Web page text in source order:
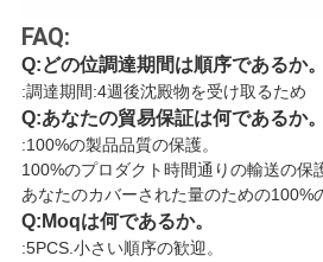
FAQ:
Q:どの位調達期間は順序であるか。
:調達期間:4週後沈殿物を受け取るため
Q:あなたの貿易保証は何であるか。
:100%の製品品質の保護。
100%のプロダクト時間通りの輸送の保
あなたのカバーされた量のための100%
Q:Moqは何であるか。
:5PCS.小さい順序の歓迎。